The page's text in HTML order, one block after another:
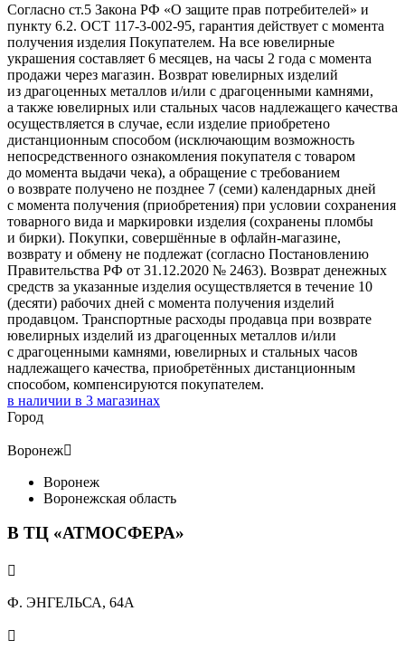
Согласно ст.5 Закона РФ «О защите прав потребителей» и
пункту 6.2. ОСТ 117-3-002-95, гарантия действует с момента
получения изделия Покупателем. На все ювелирные
украшения составляет 6 месяцев, на часы 2 года с момента
продажи через магазин. Возврат ювелирных изделий
из драгоценных металлов и/или с драгоценными камнями,
а также ювелирных или стальных часов надлежащего качества
осуществляется в случае, если изделие приобретено
дистанционным способом (исключающим возможность
непосредственного ознакомления покупателя с товаром
до момента выдачи чека), а обращение с требованием
о возврате получено не позднее 7 (семи) календарных дней
с момента получения (приобретения) при условии сохранения
товарного вида и маркировки изделия (сохранены пломбы
и бирки). Покупки, совершённые в офлайн-магазине,
возврату и обмену не подлежат (согласно Постановлению
Правительства РФ от 31.12.2020 № 2463). Возврат денежных
средств за указанные изделия осуществляется в течение 10
(десяти) рабочих дней с момента получения изделий
продавцом. Транспортные расходы продавца при возврате
ювелирных изделий из драгоценных металлов и/или
с драгоценными камнями, ювелирных и стальных часов
надлежащего качества, приобретённых дистанционным
способом, компенсируются покупателем.
в наличии в 3 магазинах
Город
Воронеж
Воронеж
Воронежская область
В ТЦ «АТМОСФЕРА»

Ф. ЭНГЕЛЬСА, 64А
